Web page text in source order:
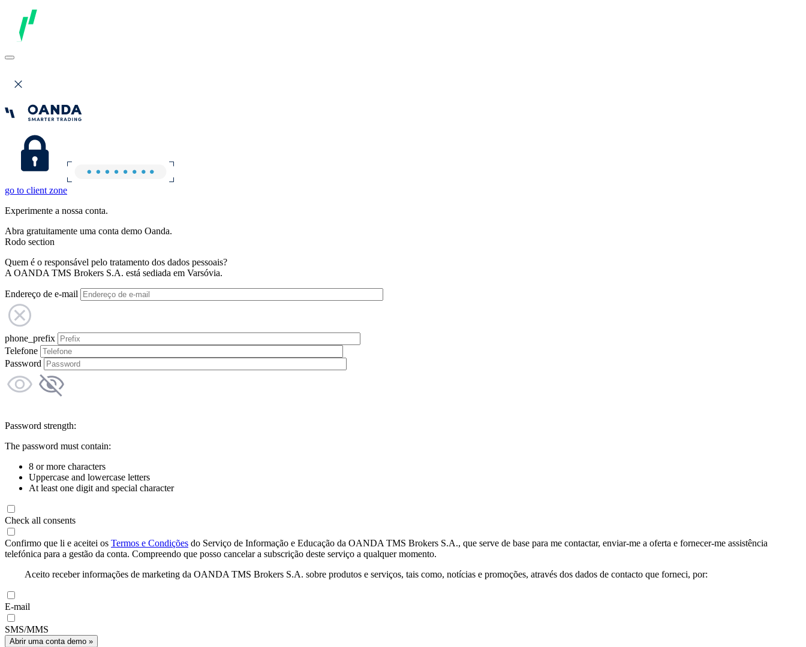
go to client zone
Experimente a nossa conta.
Abra gratuitamente uma conta demo Oanda.
Rodo section
Quem é o responsável pelo tratamento dos dados pessoais?
A OANDA TMS Brokers S.A. está sediada em Varsóvia.
Endereço de e-mail
phone_prefix
Telefone
Password
Password strength:
The password must contain:
8 or more characters
Uppercase and lowercase letters
At least one digit and special character
Check all consents
Confirmo que li e aceitei os Termos e Condições do Serviço de Informação e Educação da OANDA TMS Brokers S.A., que serve de base para me contactar, enviar-me a oferta e fornecer-me assistência
telefónica para a gestão da conta. Compreendo que posso cancelar a subscrição deste serviço a qualquer momento.
Aceito receber informações de marketing da OANDA TMS Brokers S.A. sobre produtos e serviços, tais como, notícias e promoções, através dos dados de contacto que forneci, por:
E-mail
SMS/MMS
Abrir uma conta demo »